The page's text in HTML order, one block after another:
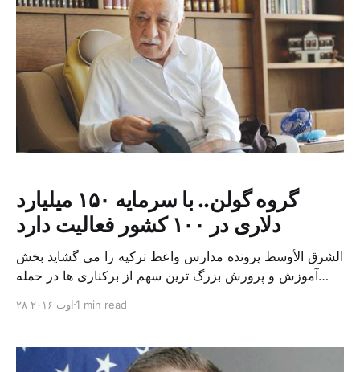
گروه گولن.. با سرمایه ۱۵۰ میلیارد
دلاری در ۱۰۰ کشور فعالیت دارد
الشرق الأوسط پرونده مدارس واعظ ترکیه را می گشاید بخش
آموزش و پرورش بزرگ ترین سهم از برکناری ها در حمله
کشور در اواسط ماه جولای (تیر ماه) آغاز کرد و دولت ترکیه
[…]
۲۸ اوت ۲۰۱۶ 1 min read